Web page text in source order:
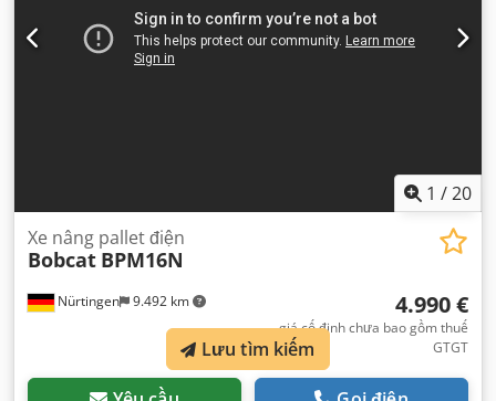
1 /20
Nürtingen 9.492 km
Xe nâng pallet điện
Bobcat BPM16N
4.990 €
giá cố định chưa bao gồm thuế
GTGT
Lưu tìm kiếm